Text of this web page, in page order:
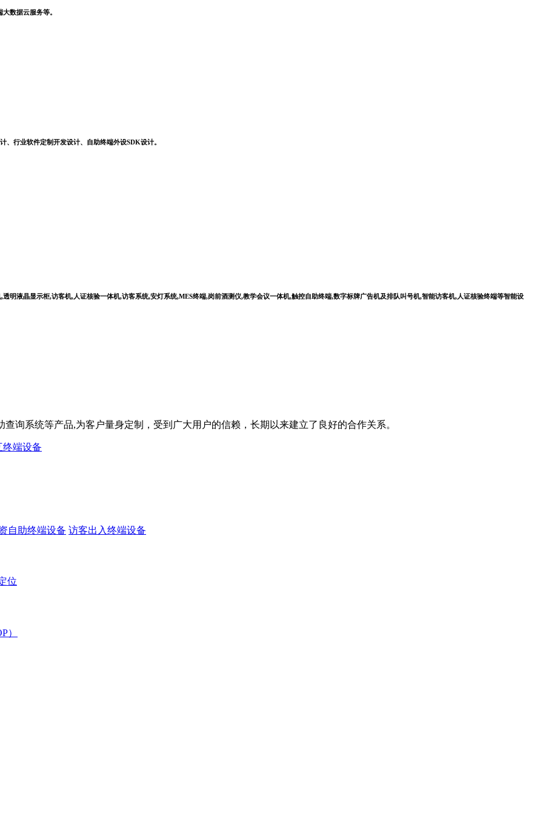
数据云服务等。
行业软件定制开发设计、自助终端外设SDK设计。
明液晶显示柜,访客机,人证核验一体机,访客系统,安灯系统,MES终端,岗前酒测仪,教学会议一体机,触控自助终端,数字标牌广告机及排队叫号机,智能访客机,人证核验终端等智能设
询系统等产品,为客户量身定制，受到广大用户的信赖，长期以来建立了良好的合作关系。
终端设备
自助终端设备 访客出入终端设备
位
）